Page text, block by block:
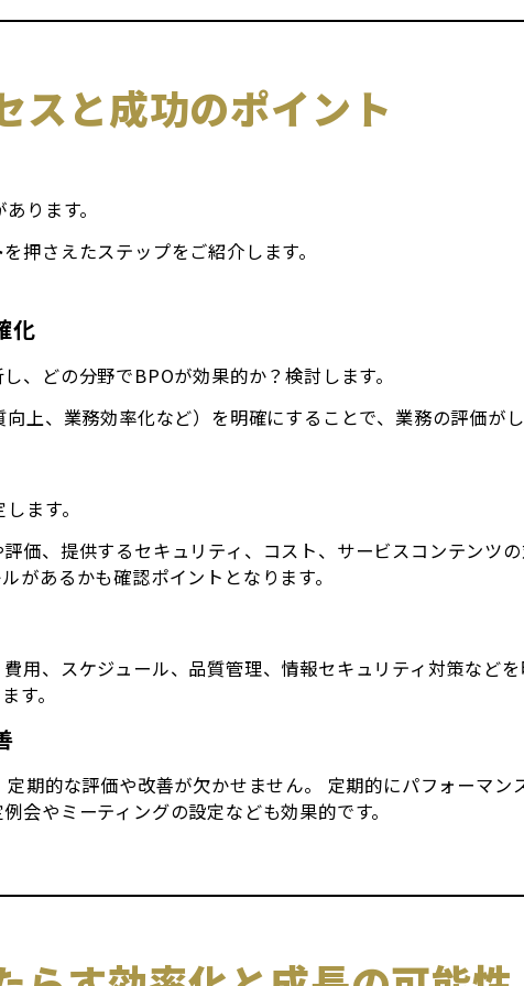
スと成功のポイント
ります。
を押さえたステップをご紹介します。
化
、どの分野でBPOが効果的か？検討します。
上、業務効率化など）を明確にすることで、業務の評価がし
ます。
価、提供するセキュリティ、コスト、サービスコンテンツ
があるかも確認ポイントとなります。
用、スケジュール、品質管理、情報セキュリティ対策など
す。
期的な評価や改善が欠かせません。 定期的にパフォーマ
会やミーティングの設定なども効果的です。